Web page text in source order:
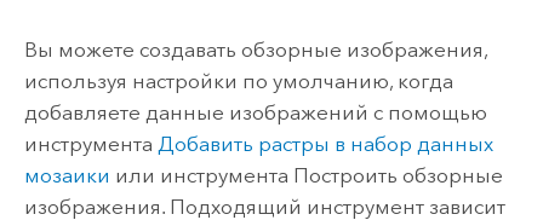
Вы можете создавать обзорные изображения,
используя настройки по умолчанию, когда
добавляете данные изображений с помощью
инструмента Добавить растры в набор данных
мозаики или инструмента Построить обзорные
изображения. Подходящий инструмент зависит